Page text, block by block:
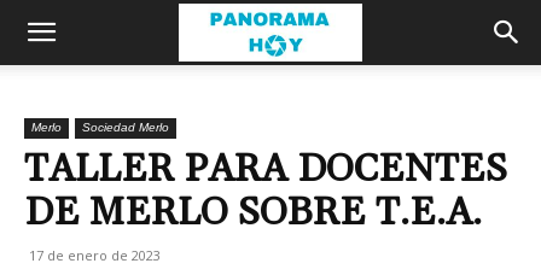
Merlo Sociedad Merlo
TALLER PARA DOCENTES
DE MERLO SOBRE T.E.A.
17 de enero de 2023